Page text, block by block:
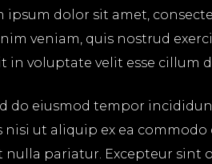
dolor sit amet,
veniam, quis nostrud
voluptate velit esse cillum
do eiusmod tempor
ut aliquip ex ea
pariatur. Excepteur sint